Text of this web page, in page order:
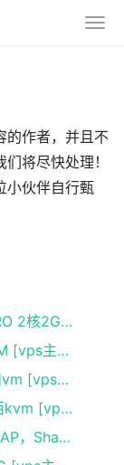
的作者，并且不
将尽快处理！
小伙伴自行甄
搬瓦工新机NODESEEK-MEGABOX-PRO 2核2G 三网CN2GIA CMIN2优化 详细测评
vir东京 1核 768M 250G大盘 日本 KVM [vps主机评测]
蚂蚁云 2核2G 50G固态 20G防御 国内vm [vps主机测评]
Contabo 4核8G 100g Nvme固态 美西kvm [vps主机测评]
说说国外几大廉价机房，MC，CC，INAP，Sharktech等几大机房(国外便宜主机推荐)